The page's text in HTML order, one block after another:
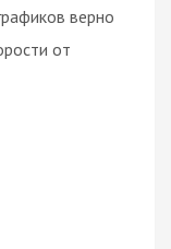
верно
от